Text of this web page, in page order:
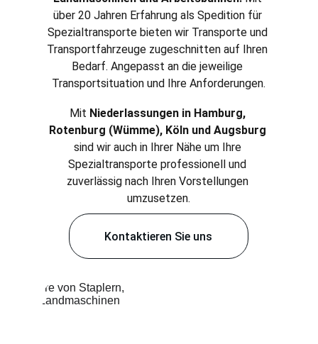
über 20 Jahren Erfahrung als Spedition für
Spezialtransporte bieten wir Transporte und
Transportfahrzeuge zugeschnitten auf Ihren
Bedarf. Angepasst an die jeweilige
Transportsituation und Ihre Anforderungen.
Mit Niederlassungen in Hamburg,
Rotenburg (Wümme), Köln und Augsburg
sind wir auch in Ihrer Nähe um Ihre
Spezialtransporte professionell und
zuverlässig nach Ihren Vorstellungen
umzusetzen.
Kontaktieren Sie uns